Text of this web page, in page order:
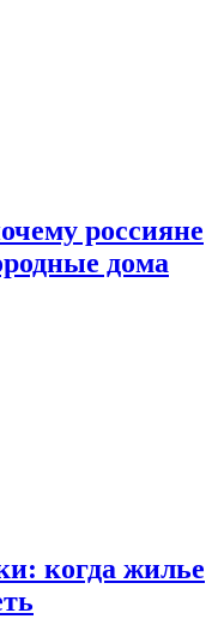
россияне
дома
когда жилье